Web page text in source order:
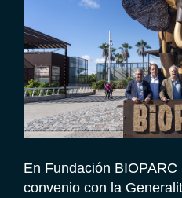
En Fundación
convenio con la